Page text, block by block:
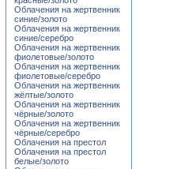
Облачения на жертвенник
синие/золото
Облачения на жертвенник
синие/серебро
Облачения на жертвенник
фиолетовые/золото
Облачения на жертвенник
фиолетовые/серебро
Облачения на жертвенник
жёлтые/золото
Облачения на жертвенник
чёрные/золото
Облачения на жертвенник
чёрные/серебро
Облачения на престол
Облачения на престол
белые/золото